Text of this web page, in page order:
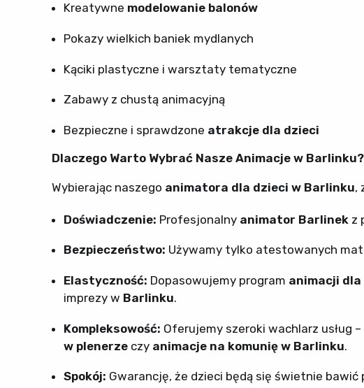
Kreatywne modelowanie balonów
Pokazy wielkich baniek mydlanych
Kąciki plastyczne i warsztaty tematyczne
Zabawy z chustą animacyjną
Bezpieczne i sprawdzone atrakcje dla dzieci
Dlaczego Warto Wybrać Nasze Animacje w Barlinku?
Wybierając naszego animatora dla dzieci w Barlinku,
Doświadczenie: Profesjonalny animator Barlinek z
Bezpieczeństwo: Używamy tylko atestowanych
Elastyczność: Dopasowujemy program animacji dla
imprezy w Barlinku.
Kompleksowość: Oferujemy szeroki wachlarz usług –
w plenerzeczy animacje na komunię w Barlinku.
Spokój: Gwarancję, że dzieci będą się świetnie